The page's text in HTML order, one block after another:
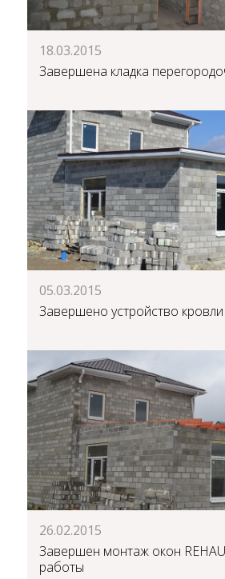
18.03.2015
Завершена кладка
05.03.2015
Завершено устройство
26.02.2015
Завершен монтаж окон
работы